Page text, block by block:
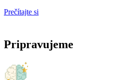
Prečítajte si
Pripravujeme